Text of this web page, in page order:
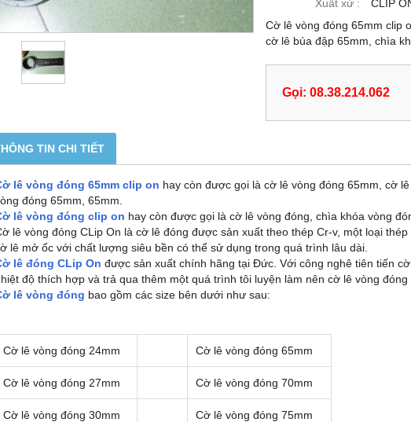
Xuất xứ :
CLIP
Cờ lê vòng đóng 65mm clip
cờ lê búa đập 65mm, chìa
Gọi: 08.38.214.062
TIN CHI TIẾT
lê vòng đóng 65mm clip on hay còn được gọi là cờ lê vòng đóng 65mm, cờ
đóng 65mm, 65mm.
lê vòng đóng clip on hay còn được gọi là cờ lê vòng đóng, chìa khóa vòng
lê vòng đóng CLip On là cờ lê đóng được sản xuất theo thép Cr-v, một loại
lê mở ốc với chất lượng siêu bền có thể sử dụng trong quá trình lâu dài.
lê đóng CLip On được sản xuất chính hãng tại Đức. Với công nghê tiên tiến
độ thích hợp và trả qua thêm một quá trình tôi luyện làm nên cờ lê vòng đóng
lê vòng đóng bao gồm các size bên dưới như sau:
Cờ lê vòng đóng 24mm Cờ lê vòng đóng 65mm
Cờ lê vòng đóng 27mm Cờ lê vòng đóng 70mm
Cờ lê vòng đóng 30mm Cờ lê vòng đóng 75mm